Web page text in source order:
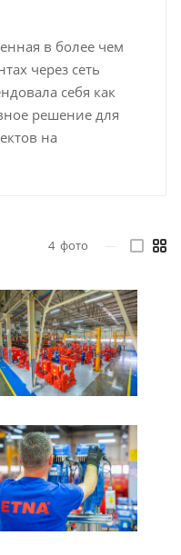
в более чем
через сеть
себя как
решение для
на
4 фото